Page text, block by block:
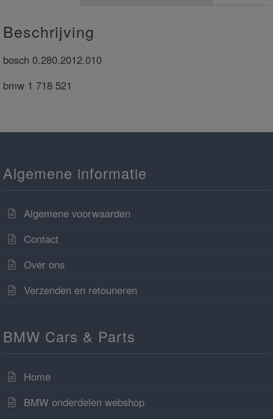
Beschrijving
bosch 0.280.2012.010
bmw 1 718 521
Algemene informatie
Algemene voorwaarden
Contact
Over ons
Verzenden en retouneren
BMW Cars & Parts
Home
BMW onderdelen webshop